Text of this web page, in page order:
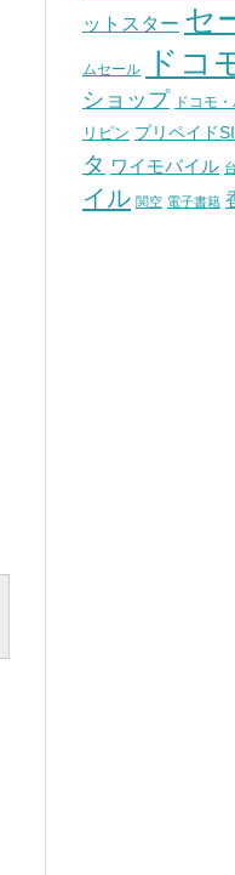
ットスター セ
ムセール ドコ
ショップ ドコモ
リピン プリペイド
タ ワイモバイル
イル 関空 電子書籍